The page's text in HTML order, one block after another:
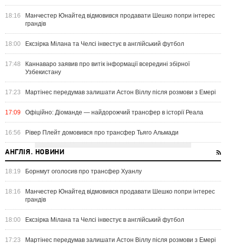
18:16
Манчестер Юнайтед відмовився продавати Шешко попри інтерес
грандів
18:00 Ексзірка Мілана та Челсі інвестує в англійський футбол
17:48
Каннаваро заявив про витік інформації всередині збірної
Узбекистану
17:23 Мартінес передумав залишати Астон Віллу після розмови з Емері
17:09 Офіційно: Діоманде — найдорожчий трансфер в історії Реала
16:56 Рівер Плейт домовився про трансфер Тьяго Альмади
АНГЛІЯ. НОВИНИ
18:19 Борнмут оголосив про трансфер Хуанлу
18:16
Манчестер Юнайтед відмовився продавати Шешко попри інтерес
грандів
18:00 Ексзірка Мілана та Челсі інвестує в англійський футбол
17:23 Мартінес передумав залишати Астон Віллу після розмови з Емері